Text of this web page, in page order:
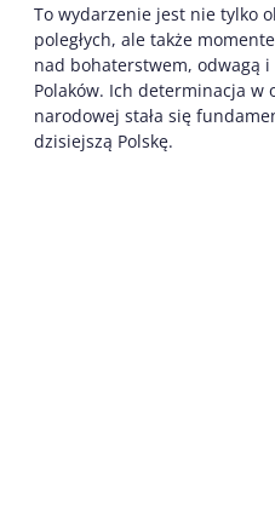
To wydarzenie jest nie tylko
poległych, ale także
nad bohaterstwem, odwagą
Polaków. Ich determinacja w
narodowej stała się
dzisiejszą Polskę.